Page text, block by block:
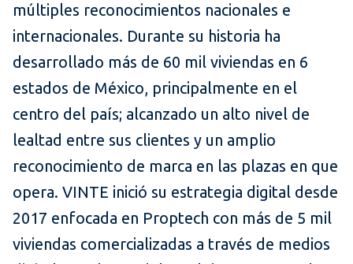
múltiples reconocimientos nacionales e
internacionales. Durante su historia ha
desarrollado más de 60 mil viviendas en 6
estados de México, principalmente en el
centro del país; alcanzado un alto nivel de
lealtad entre sus clientes y un amplio
reconocimiento de marca en las plazas en que
opera. VINTE inició su estrategia digital desde
2017 enfocada en Proptech con más de 5 mil
viviendas comercializadas a través de medios